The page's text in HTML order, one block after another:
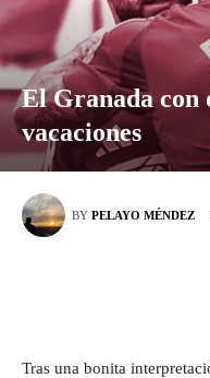
El Granada con
vacaciones
BY PELAYO MÉNDEZ
Tras una bonita